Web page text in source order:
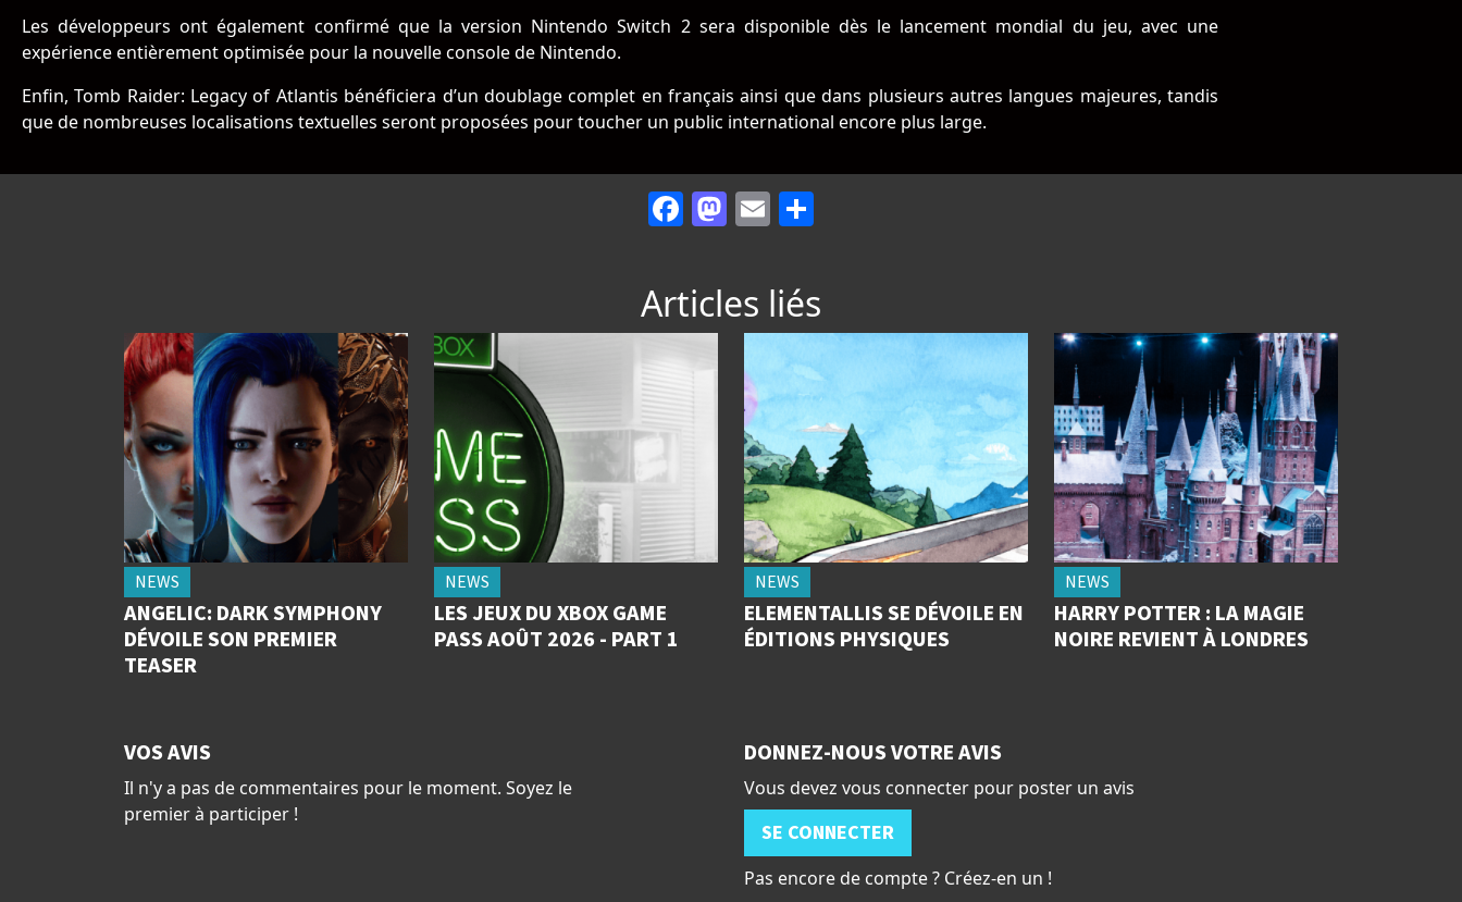
Les développeurs ont également confirmé que la version Nintendo Switch 2 sera disponible dès le lancement mondial du jeu, avec une
expérience entièrement optimisée pour la nouvelle console de Nintendo.
Enfin, Tomb Raider: Legacy of Atlantis bénéficiera d’un doublage complet en français ainsi que dans plusieurs autres langues majeures, tandis
que de nombreuses localisations textuelles seront proposées pour toucher un public international encore plus large.
Facebook
Mastodon
Email
Articles liés
NEWS
ANGELIC: DARK SYMPHONY
DÉVOILE SON PREMIER
TEASER
NEWS
LES JEUX DU XBOX GAME
PASS AOÛT 2026 - PART 1
NEWS
ELEMENTALLIS SE DÉVOILE EN
ÉDITIONS PHYSIQUES
NEWS
HARRY POTTER : LA MAGIE
NOIRE REVIENT À LONDRES
VOS AVIS
Il n'y a pas de commentaires pour le moment. Soyez le
premier à participer !
DONNEZ-NOUS VOTRE AVIS
Vous devez vous connecter pour poster un avis
SE CONNECTER
Pas encore de compte ? Créez-en un !